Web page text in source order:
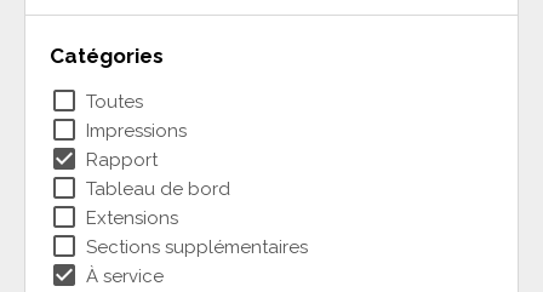
Catégories
check_box_outline_blank Toutes
check_box_outline_blank Impressions
check_box Rapport
check_box_outline_blank Tableau de bord
check_box_outline_blank Extensions
check_box_outline_blank Sections supplémentaires
check_box À service